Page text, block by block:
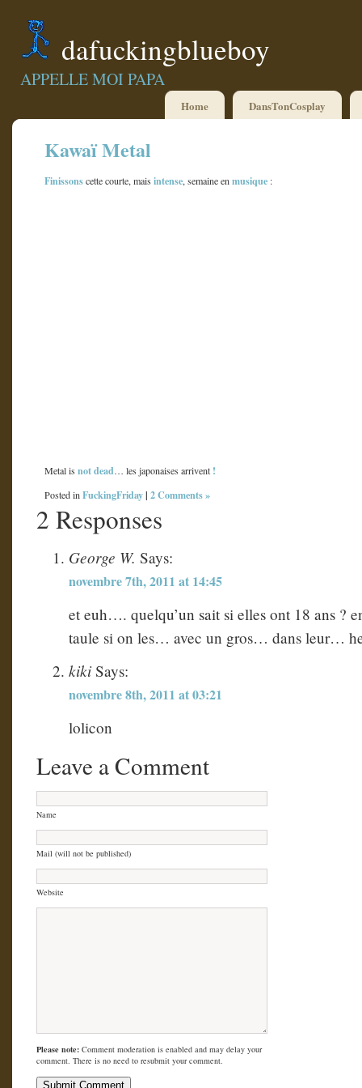
dafuckingblueboy
APPELLE MOI PAPA
Home DansTonCosplay
Kawaï Metal
Finissonscette courte, maisintense, semaine enmusique :
Metal isnot dead… les japonaises arrivent !
Posted inFuckingFriday| 2 Comments »
2 Responses
George W. Says:
novembre 7th, 2011 at 14:45
et euh…. quelqu’un sait si elles ont 18 ans ?
taule si on les… avec un gros… dans leur…
kikiSays:
novembre 8th, 2011 at 03:21
lolicon
Leave a Comment
Name
Mail (will not be published)
Website
Please note: Comment moderation is enabled and may delay your
comment. There is no need to resubmit your comment.